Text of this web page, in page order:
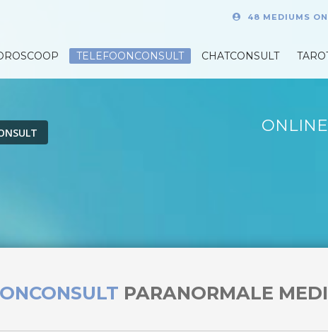
48 MEDIUMS
TELEFOONCONSULT CHATCONSULT
PARANORMALE